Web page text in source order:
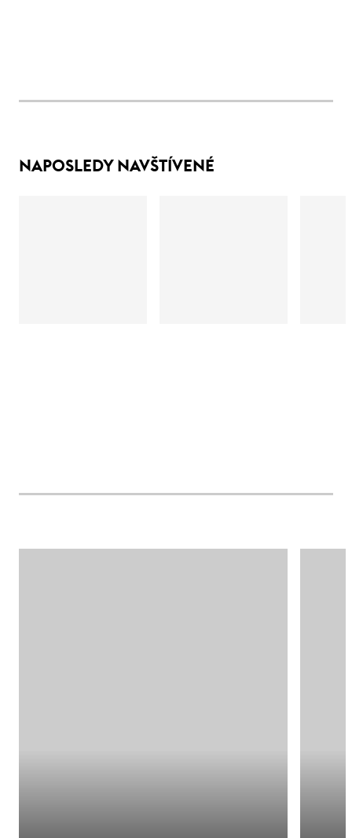
NAPOSLEDY NAVŠTÍVENÉ